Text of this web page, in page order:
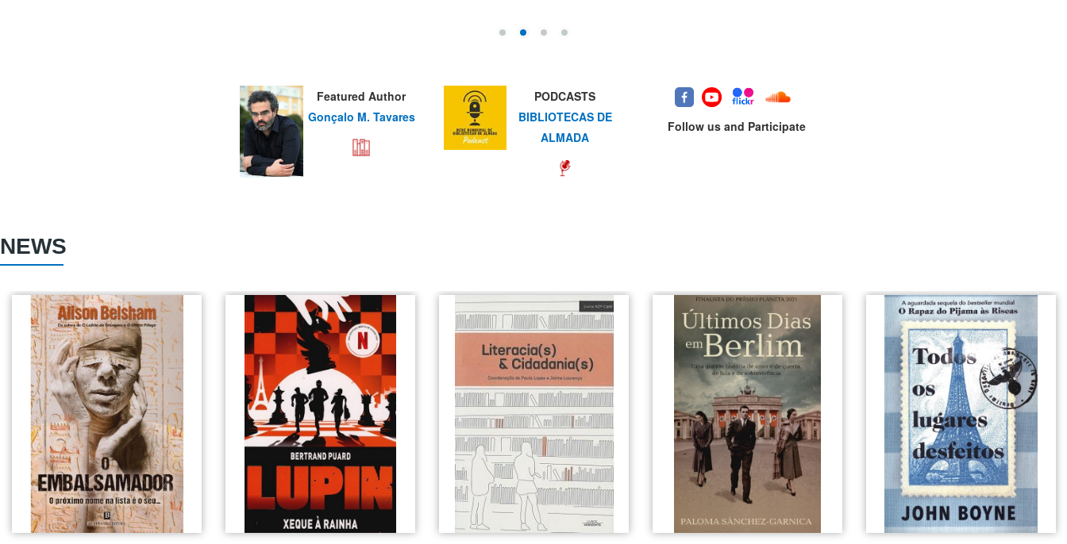
Featured Author
Gonçalo M. Tavares
PODCASTS
BIBLIOTECAS DE
ALMADA
Follow us and Participate
NEWS